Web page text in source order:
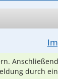
durch